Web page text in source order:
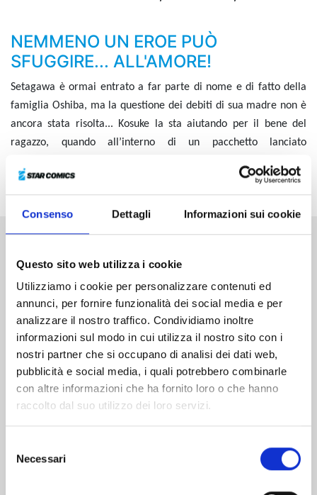
Consenso Dettagli Informazioni sui cookie
Questo sito web utilizza i cookie
Utilizziamo i cookie per personalizzare contenuti ed
annunci, per fornire funzionalità dei social media e per
analizzare il nostro traffico. Condividiamo inoltre
informazioni sul modo in cui utilizza il nostro sito con i
nostri partner che si occupano di analisi dei dati web,
pubblicità e social media, i quali potrebbero combinarle
con altre informazioni che ha fornito loro o che hanno
raccolto dal suo utilizzo dei loro servizi.
delNecessari
NEMMENO UN EROE PUÒ
SFUGGIRE... ALL'AMORE!
Setagawa è ormai entrato a far parte di nome e di fatto della
famiglia Oshiba, ma la questione dei debiti di sua madre non è
ancora stata risolta... Kosuke la sta aiutando per il bene del
ragazzo, quando all’interno di un pacchetto lanciato
contanti...
Altri volumi della serie